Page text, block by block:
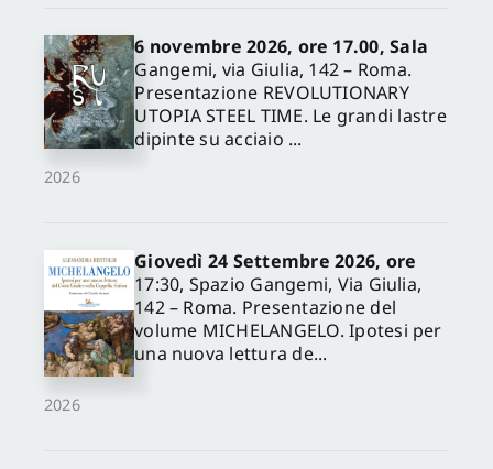
2026
6 novembre 2026, ore 17.00, Sala
Gangemi, via Giulia, 142 – Roma.
Presentazione REVOLUTIONARY
UTOPIA STEEL TIME. Le grandi lastre
dipinte su acciaio ...
2026
Giovedì 24 Settembre 2026, ore
17:30, Spazio Gangemi, Via Giulia,
142 – Roma. Presentazione del
volume MICHELANGELO. Ipotesi per
una nuova lettura de...